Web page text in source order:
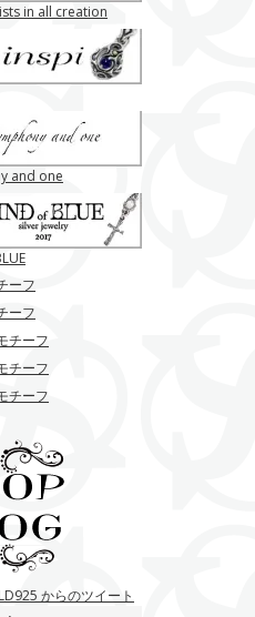
in all creation
and one
ーフ
ーフ
チーフ
チーフ
チーフ
からのツイート